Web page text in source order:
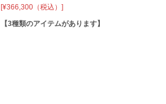
[¥366,300（税込）]
【3種類のアイテムがあります】